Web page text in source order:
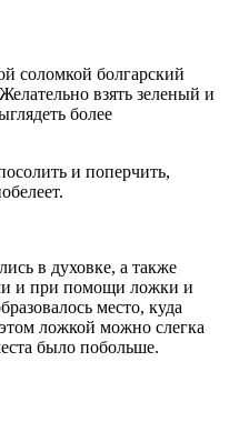
соломкой болгарский
взять зеленый и
более
и поперчить,
в духовке, а также
и при помощи ложки и
место, куда
ложкой можно слегка
было побольше.